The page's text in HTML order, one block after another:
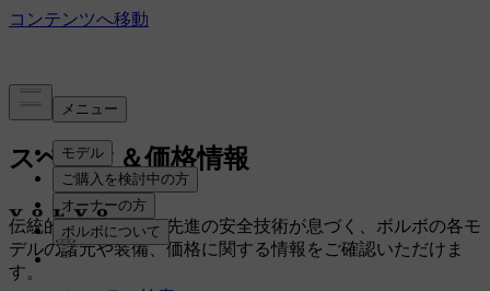
スペック＆価格情報
伝統的なスタイルと先進の安全技術が息づく、ボルボの各モ
デルの諸元や装備、価格に関する情報をご確認いただけま
す。